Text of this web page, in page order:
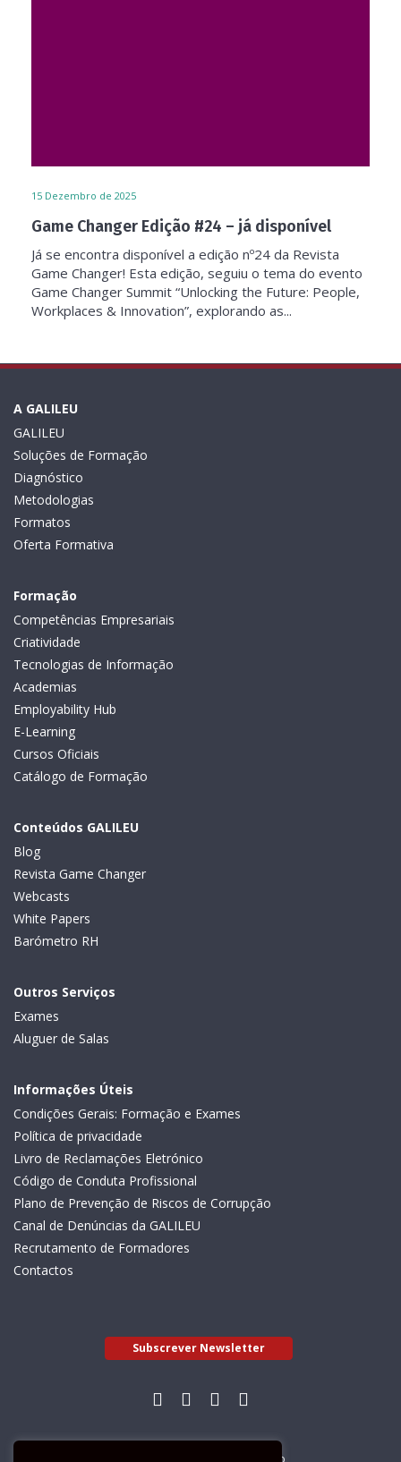
15 Dezembro de 2025
Game Changer Edição #24 – já disponível
Já se encontra disponível a edição nº24 da Revista
Game Changer! Esta edição, seguiu o tema do evento
Game Changer Summit “Unlocking the Future: People,
Workplaces & Innovation”, explorando as...
A GALILEU
GALILEU
Soluções de Formação
Diagnóstico
Metodologias
Formatos
Oferta Formativa
Formação
Competências Empresariais
Criatividade
Tecnologias de Informação
Academias
Employability Hub
E-Learning
Cursos Oficiais
Catálogo de Formação
Conteúdos GALILEU
Blog
Revista Game Changer
Webcasts
White Papers
Barómetro RH
Outros Serviços
Exames
Aluguer de Salas
Informações Úteis
Condições Gerais: Formação e Exames
Política de privacidade
Livro de Reclamações Eletrónico
Código de Conduta Profissional
Plano de Prevenção de Riscos de Corrupção
Canal de Denúncias da GALILEU
Recrutamento de Formadores
Contactos
Subscrever Newsletter
Livro de Reclamações Electrónico